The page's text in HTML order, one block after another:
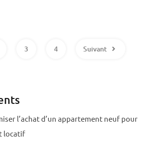
3 4 Suivant
l’achat d’un appartement neuf pour
locatif